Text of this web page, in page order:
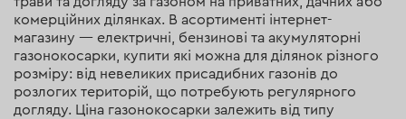
комерційних ділянках. В асортименті інтернет-
магазину — електричні, бензинові та акумуляторні
газонокосарки, купити які можна для ділянок різного
розміру: від невеликих присадибних газонів до
розлогих територій, що потребують регулярного
догляду. Ціна газонокосарки залежить від типу